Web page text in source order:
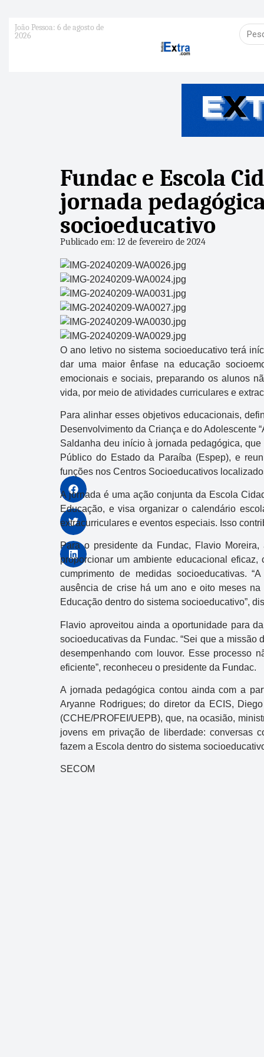
João Pessoa: 6 de agosto de
2026
Fundac e Escola
jornada
socioeducativo
Publicado em: 12 de fevereiro de 2024
O ano letivo no sistema socioeducativo terá
dar uma maior ênfase na educação
emocionais e sociais, preparando os alunos
vida, por meio de atividades curriculares e
Para alinhar esses objetivos educacionais,
Desenvolvimento da Criança e do Adolescente
Saldanha deu início à jornada pedagógica,
Público do Estado da Paraíba (Espep), e
funções nos Centros Socioeducativos
A jornada é uma ação conjunta da Escola
Educação, e visa organizar o calendário
extracurriculares e eventos especiais. Isso
Para o presidente da Fundac, Flavio
proporcionar um ambiente educacional
cumprimento de medidas socioeducativas.
ausência de crise há um ano e oito meses
Educação dentro do sistema socioeducativo”,
Flavio aproveitou ainda a oportunidade para
socioeducativas da Fundac. “Sei que a missão
desempenhando com louvor. Esse processo
eficiente”, reconheceu o presidente da Fundac.
A jornada pedagógica contou ainda com a
Aryanne Rodrigues; do diretor da ECIS,
(CCHE/PROFEI/UEPB), que, na ocasião,
jovens em privação de liberdade: conversas
fazem a Escola dentro do sistema
SECOM